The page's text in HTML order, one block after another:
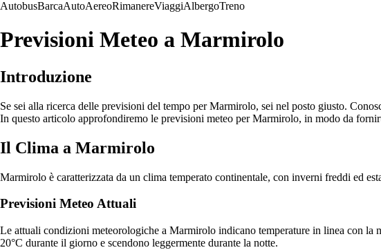
AutobusBarcaAutoAereoRimanereViaggiAlbergoTreno
Previsioni Meteo a Marmirolo
Introduzione
Se sei alla ricerca delle previsioni del tempo per Marmirolo, sei nel posto giusto.
In questo articolo approfondiremo le previsioni meteo per Marmirolo, in modo da
Il Clima a Marmirolo
Marmirolo è caratterizzata da un clima temperato continentale, con inverni freddi ed
Previsioni Meteo Attuali
Le attuali condizioni meteorologiche a Marmirolo indicano temperature in linea con
20°C durante il giorno e scendono leggermente durante la notte.